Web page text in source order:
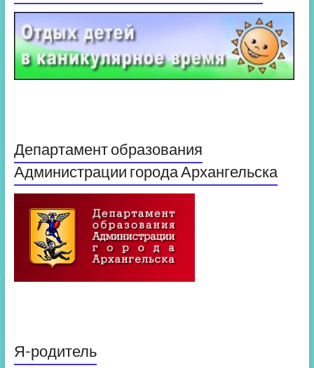
Департамент образования
Администрации города Архангельска
Я-родитель